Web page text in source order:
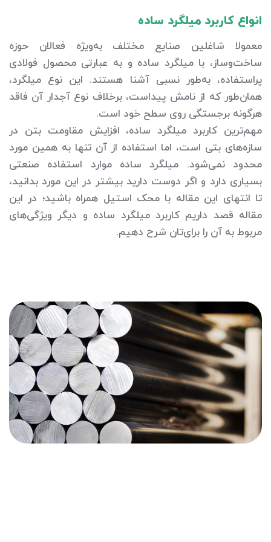
انواع کاربرد میلگرد ساده
معمولا شاغلین صنایع مختلف به‌ویژه فعالان حوزه
ساخت‌وساز، با میلگرد ساده و به عبارتی محصول فولادی
پراستفاده، به‌طور نسبی آشنا هستند. این نوع میلگرد،
همان‌طور که از نامش پیداست، برخلاف نوع آجدار آن فاقد
هرگونه برجستگی روی سطح خود است.
مهم‌ترین کاربرد میلگرد ساده، افزایش مقاومت بتن در
سازه‌های بتی است، اما استفاده از آن تنها به همین مورد
محدود نمی‌شود. میلگرد ساده موارد استفاده صنعتی
بسیاری دارد و اگر دوست دارید بیشتر در این مورد بدانید،
تا انتهای این مقاله با محک استیل همراه باشید؛ در این
مقاله قصد داریم کاربرد میلگرد ساده و دیگر ویژگی‌های
مربوط به آن را برای‌تان شرح دهیم.